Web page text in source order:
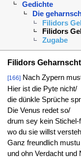
Gedichte
Die
Filidors
Filidors
Zugabe
Filidors
[166] Nach Zypern
Hier ist die Pyte nicht/
die dünkle Sprüche
Die Venus redet so/
drum sey kein Stichel-
wo du sie willst
Ganz freundlich
und ohn Verdacht und